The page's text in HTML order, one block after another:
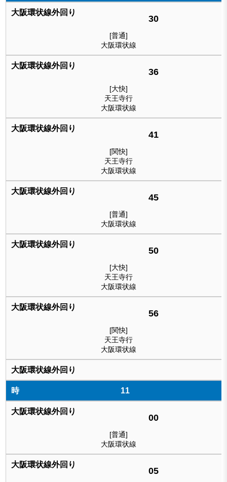
30
[普通]
大阪環状線
36
[大快]
天王寺行
大阪環状線
41
[関快]
天王寺行
大阪環状線
45
[普通]
大阪環状線
50
[大快]
天王寺行
大阪環状線
56
[関快]
天王寺行
大阪環状線
11
00
[普通]
大阪環状線
05